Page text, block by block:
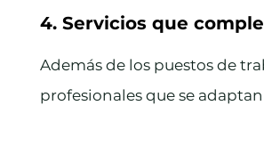
4. Servicios que
Además de los puestos de
profesionales que se